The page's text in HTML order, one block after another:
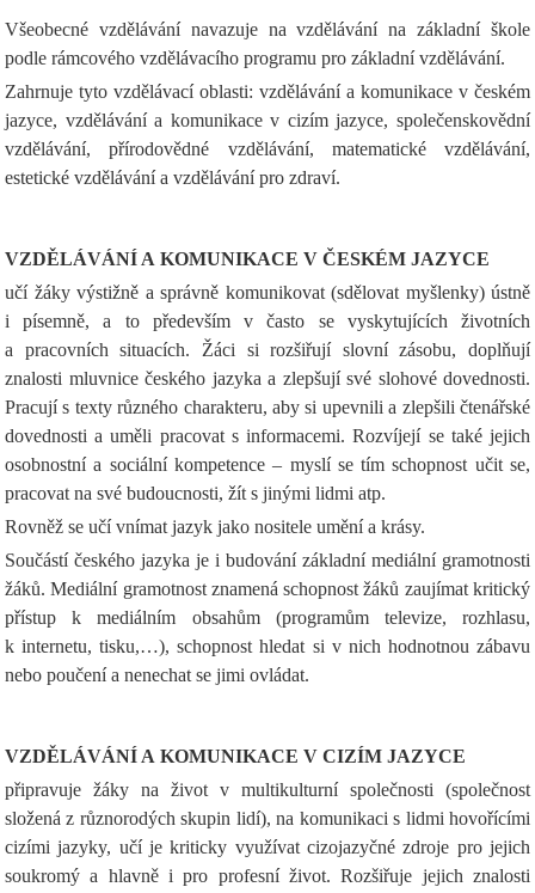
Všeobecné vzdělávání navazuje na vzdělávání na základní škole
podle rámcového vzdělávacího programu pro základní vzdělávání.
Zahrnuje tyto vzdělávací oblasti: vzdělávání a komunikace v českém
jazyce, vzdělávání a komunikace v cizím jazyce, společenskovědní
vzdělávání, přírodovědné vzdělávání, matematické vzdělávání,
estetické vzdělávání a vzdělávání pro zdraví.
VZDĚLÁVÁNÍ A KOMUNIKACE V ČESKÉM JAZYCE
učí žáky výstižně a správně komunikovat (sdělovat myšlenky) ústně
i písemně, a to především v často se vyskytujících životních
a pracovních situacích. Žáci si rozšiřují slovní zásobu, doplňují
znalosti mluvnice českého jazyka a zlepšují své slohové dovednosti.
Pracují s texty různého charakteru, aby si upevnili a zlepšili čtenářské
dovednosti a uměli pracovat s informacemi. Rozvíjejí se také jejich
osobnostní a sociální kompetence – myslí se tím schopnost učit se,
pracovat na své budoucnosti, žít s jinými lidmi atp.
Rovněž se učí vnímat jazyk jako nositele umění a krásy.
Součástí českého jazyka je i budování základní mediální gramotnosti
žáků. Mediální gramotnost znamená schopnost žáků zaujímat kritický
přístup k mediálním obsahům (programům televize, rozhlasu,
k internetu, tisku,…), schopnost hledat si v nich hodnotnou zábavu
nebo poučení a nenechat se jimi ovládat.
VZDĚLÁVÁNÍ A KOMUNIKACE V CIZÍM JAZYCE
připravuje žáky na život v multikulturní společnosti (společnost
složená z různorodých skupin lidí), na komunikaci s lidmi hovořícími
cizími jazyky, učí je kriticky využívat cizojazyčné zdroje pro jejich
soukromý a hlavně i pro profesní život. Rozšiřuje jejich znalosti